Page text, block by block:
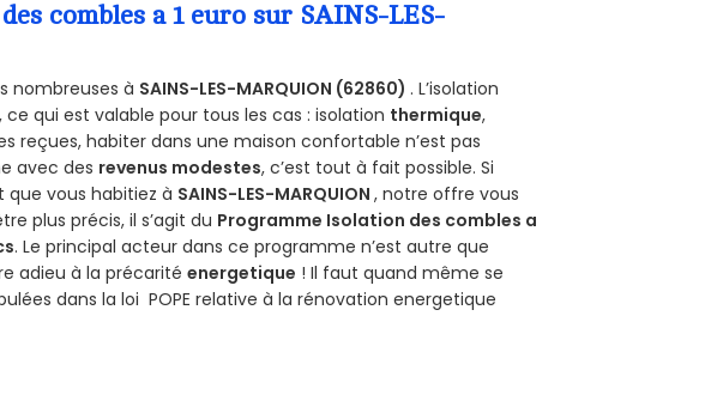
combles a 1 euro sur SAINS-LES-
nombreuses à SAINS-LES-MARQUION (62860) . L’isolation
qui est valable pour tous les cas : isolation thermique,
reçues, habiter dans une maison confortable n’est pas
avec des revenus modestes, c’est tout à fait possible. Si
vous habitiez à SAINS-LES-MARQUION, notre offre vous
plus précis, il s’agit du Programme Isolation des combles a
. Le principal acteur dans ce programme n’est autre que
adieu à la précaritéenergetique ! Il faut quand même se
dans la loi POPE relative à la rénovation energetique